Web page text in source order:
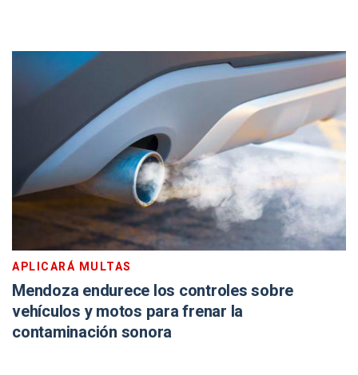
APLICARÁ MULTAS
Mendoza endurece los controles sobre
vehículos y motos para frenar la
contaminación sonora